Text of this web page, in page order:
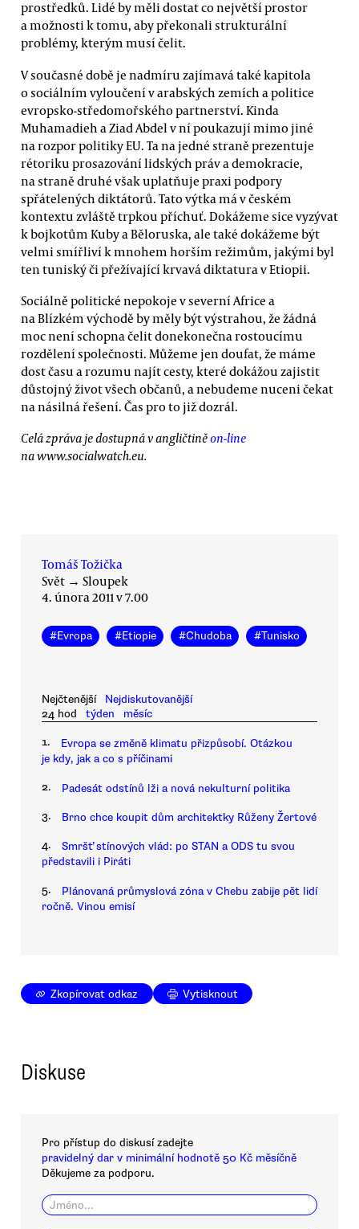
prostředků. Lidé by měli dostat co největší prostor
a možnosti k tomu, aby překonali strukturální
problémy, kterým musí čelit.
V současné době je nadmíru zajímavá také kapitola
o sociálním vyloučení v arabských zemích a politice
evropsko-středomořského partnerství. Kinda
Muhamadieh a Ziad Abdel v ní poukazují mimo jiné
na rozpor politiky EU. Ta na jedné straně prezentuje
rétoriku prosazování lidských práv a demokracie,
na straně druhé však uplatňuje praxi podpory
spřátelených diktátorů. Tato výtka má v českém
kontextu zvláště trpkou příchuť. Dokážeme sice vyzývat
k bojkotům Kuby a Běloruska, ale také dokážeme být
velmi smířliví k mnohem horším režimům, jakými byl
ten tuniský či přežívající krvavá diktatura v Etiopii.
Sociálně politické nepokoje v severní Africe a
na Blízkém východě by měly být výstrahou, že žádná
moc není schopna čelit donekonečna rostoucímu
rozdělení společnosti. Můžeme jen doufat, že máme
dost času a rozumu najít cesty, které dokážou zajistit
důstojný život všech občanů, a nebudeme nuceni čekat
na násilná řešení. Čas pro to již dozrál.
Celá zpráva je dostupná v angličtiněon-line
na www.socialwatch.eu.
Tomáš Tožička
Svět → Sloupek
4. února 2011 v 7.00
#Evropa #Etiopie #Chudoba #Tunisko
Nejčtenější
Nejdiskutovanější
24 hod
týden měsíc
1.
Evropa se změně klimatu přizpůsobí. Otázkou
je kdy, jak a co s příčinami
2. Padesát odstínů lži a nová nekulturní politika
3. Brno chce koupit dům architektky Růženy Žertové
4.
Smršť stínových vlád: po STAN a ODS tu svou
představili i Piráti
5.
Plánovaná průmyslová zóna v Chebu zabije pět lidí
ročně. Vinou emisí
Zkopírovat odkaz Vytisknout
Diskuse
Pro přístup do diskusí zadejte
pravidelný dar v minimální hodnotě 50 Kč měsíčně
Děkujeme za podporu.